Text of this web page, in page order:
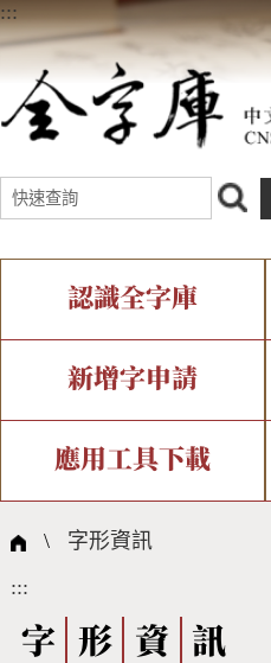
:::
認識全字庫
全字庫介紹
中文碼介紹
國際字碼相關組織
IDS查詢
複合查詢
筆畫查詢
筆順序查詢
新增字申請
新字申請處理流程
字形即時顯示
全字庫授權
應用工具下載
個人電腦造字處理工具
字形下載
問題集
熱門查詢統計
\ 字形資訊
:::
字 形 資
訊